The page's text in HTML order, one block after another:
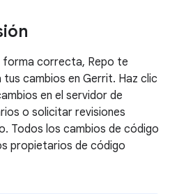
forma correcta, Repo te
cambios en Gerrit. Haz clic
en el servidor de
o solicitar revisiones
Todos los cambios de código
propietarios de código